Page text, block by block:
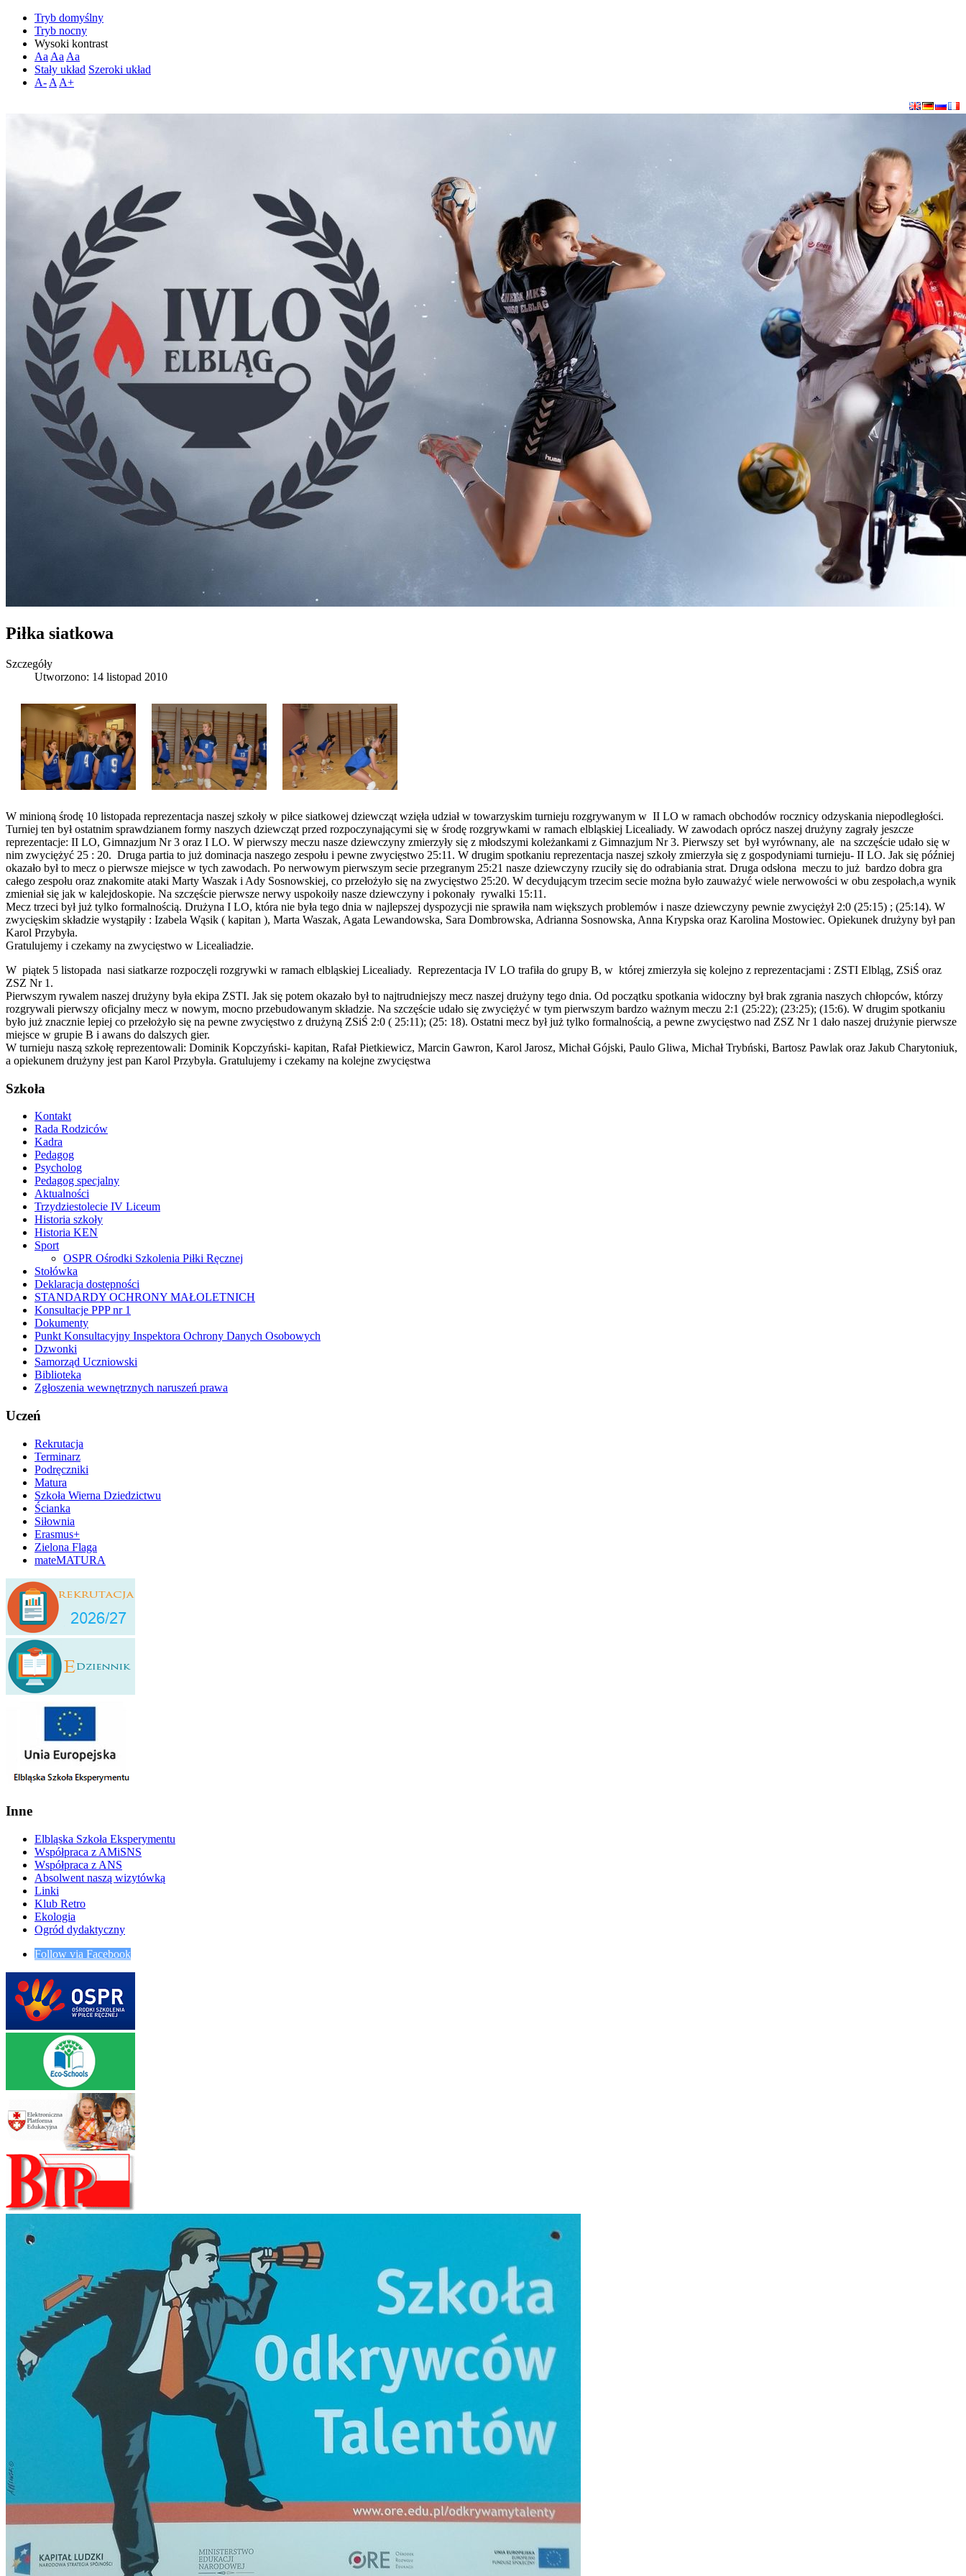
Tryb domyślny
Tryb nocny
Wysoki kontrast
Aa Aa Aa
Stały układ Szeroki układ
A- A A+
Piłka siatkowa
Szczegóły
Utworzono: 14 listopad 2010
W minioną środę 10 listopada reprezentacja naszej szkoły w piłce siatkowej dziewcząt wzięła udział w towarzyskim turnieju rozgrywanym w II LO w ramach obchodów rocznicy odzyskania niepodległości.
Turniej ten był ostatnim sprawdzianem formy naszych dziewcząt przed rozpoczynającymi się w środę rozgrywkami w ramach elbląskiej Licealiady. W zawodach oprócz naszej drużyny zagrały jeszcze
reprezentacje: II LO, Gimnazjum Nr 3 oraz I LO. W pierwszy meczu nasze dziewczyny zmierzyły się z młodszymi koleżankami z Gimnazjum Nr 3. Pierwszy set był wyrównany, ale na szczęście udało się w
nim zwyciężyć 25 : 20. Druga partia to już dominacja naszego zespołu i pewne zwycięstwo 25:11. W drugim spotkaniu reprezentacja naszej szkoły zmierzyła się z gospodyniami turnieju- II LO. Jak się później
okazało był to mecz o pierwsze miejsce w tych zawodach. Po nerwowym pierwszym secie przegranym 25:21 nasze dziewczyny rzuciły się do odrabiania strat. Druga odsłona meczu to już bardzo dobra gra
całego zespołu oraz znakomite ataki Marty Waszak i Ady Sosnowskiej, co przełożyło się na zwycięstwo 25:20. W decydującym trzecim secie można było zauważyć wiele nerwowości w obu zespołach,a wynik
zmieniał się jak w kalejdoskopie. Na szczęście pierwsze nerwy uspokoiły nasze dziewczyny i pokonały rywalki 15:11.
Mecz trzeci był już tylko formalnością. Drużyna I LO, która nie była tego dnia w najlepszej dyspozycji nie sprawiła nam większych problemów i nasze dziewczyny pewnie zwyciężył 2:0 (25:15) ; (25:14). W
zwycięskim składzie wystąpiły : Izabela Wąsik ( kapitan ), Marta Waszak, Agata Lewandowska, Sara Dombrowska, Adrianna Sosnowska, Anna Krypska oraz Karolina Mostowiec. Opiekunek drużyny był pan
Karol Przybyła.
Gratulujemy i czekamy na zwycięstwo w Licealiadzie.
W piątek 5 listopada nasi siatkarze rozpoczęli rozgrywki w ramach elbląskiej Licealiady. Reprezentacja IV LO trafiła do grupy B, w której zmierzyła się kolejno z reprezentacjami : ZSTI Elbląg, ZSiŚ oraz
ZSZ Nr 1.
Pierwszym rywalem naszej drużyny była ekipa ZSTI. Jak się potem okazało był to najtrudniejszy mecz naszej drużyny tego dnia. Od początku spotkania widoczny był brak zgrania naszych chłopców, którzy
rozgrywali pierwszy oficjalny mecz w nowym, mocno przebudowanym składzie. Na szczęście udało się zwyciężyć w tym pierwszym bardzo ważnym meczu 2:1 (25:22); (23:25); (15:6). W drugim spotkaniu
było już znacznie lepiej co przełożyło się na pewne zwycięstwo z drużyną ZSiŚ 2:0 ( 25:11); (25: 18). Ostatni mecz był już tylko formalnością, a pewne zwycięstwo nad ZSZ Nr 1 dało naszej drużynie pierwsze
miejsce w grupie B i awans do dalszych gier.
W turnieju naszą szkołę reprezentowali: Dominik Kopczyński- kapitan, Rafał Pietkiewicz, Marcin Gawron, Karol Jarosz, Michał Gójski, Paulo Gliwa, Michał Trybński, Bartosz Pawlak oraz Jakub Charytoniuk,
a opiekunem drużyny jest pan Karol Przybyła. Gratulujemy i czekamy na kolejne zwycięstwa
Szkoła
Kontakt
Rada Rodziców
Kadra
Pedagog
Psycholog
Pedagog specjalny
Aktualności
Trzydziestolecie IV Liceum
Historia szkoły
Historia KEN
Sport
OSPR Ośrodki Szkolenia Piłki Ręcznej
Stołówka
Deklaracja dostępności
STANDARDY OCHRONY MAŁOLETNICH
Konsultacje PPP nr 1
Dokumenty
Punkt Konsultacyjny Inspektora Ochrony Danych Osobowych
Dzwonki
Samorząd Uczniowski
Biblioteka
Zgłoszenia wewnętrznych naruszeń prawa
Uczeń
Rekrutacja
Terminarz
Podręczniki
Matura
Szkoła Wierna Dziedzictwu
Ścianka
Siłownia
Erasmus+
Zielona Flaga
mateMATURA
Inne
Elbląska Szkoła Eksperymentu
Współpraca z AMiSNS
Współpraca z ANS
Absolwent naszą wizytówką
Linki
Klub Retro
Ekologia
Ogród dydaktyczny
Follow via Facebook